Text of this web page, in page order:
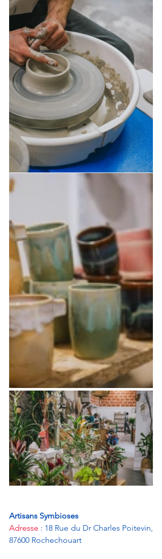
Artisans Symbioses
Adresse : 18 Rue du Dr Charles Poitevin,
87600 Rochechouart